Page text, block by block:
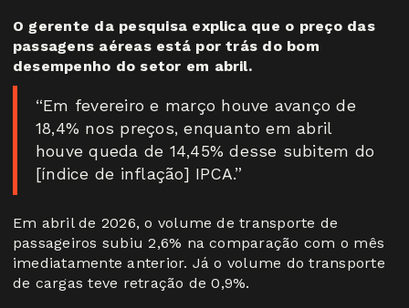
O gerente da pesquisa explica que o preço das
passagens aéreas está por trás do bom
desempenho do setor em abril.
“Em fevereiro e março houve avanço de
18,4% nos preços, enquanto em abril
houve queda de 14,45% desse subitem do
[índice de inflação] IPCA.”
Em abril de 2026, o volume de transporte de
passageiros subiu 2,6% na comparação com o mês
imediatamente anterior. Já o volume do transporte
de cargas teve retração de 0,9%.